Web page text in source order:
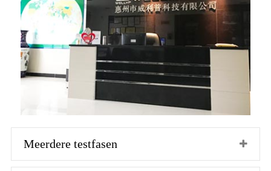
Meerdere testfasen